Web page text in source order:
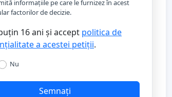
informațiile pe care le furnizez în acest
factorilor de decizie.
16 ani și accept politica de
a acestei petiții.
Nu
Semnați